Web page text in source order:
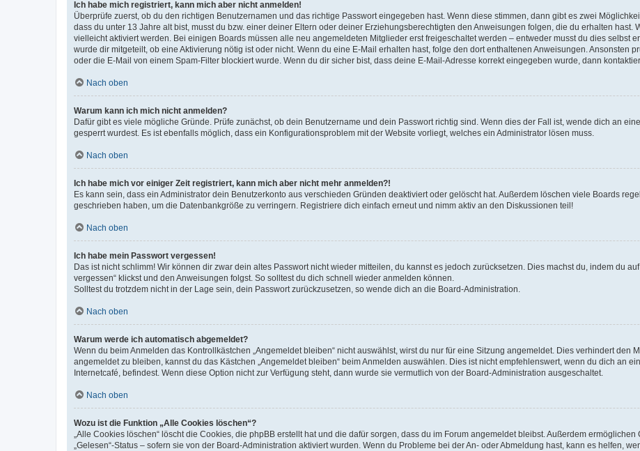
Ich habe mich registriert, kann mich aber nicht anmelden!
Überprüfe zuerst, ob du den richtigen Benutzernamen und das richtige Passwort eingegeben hast. Wenn diese stimmen, dann gibt es zwei
dass du unter 13 Jahre alt bist, musst du bzw. einer deiner Eltern oder deiner Erziehungsberechtigten den Anweisungen folgen, die du erhalten hast.
vielleicht aktiviert werden. Bei einigen Boards müssen alle neu angemeldeten Mitglieder erst freigeschaltet werden – entweder musst du dies selbst
wurde dir mitgeteilt, ob eine Aktivierung nötig ist oder nicht. Wenn du eine E-Mail erhalten hast, folge den dort enthaltenen Anweisungen. Ansonsten
oder die E-Mail von einem Spam-Filter blockiert wurde. Wenn du dir sicher bist, dass deine E-Mail-Adresse korrekt eingegeben wurde, dann
Nach oben
Warum kann ich mich nicht anmelden?
Dafür gibt es viele mögliche Gründe. Prüfe zunächst, ob dein Benutzername und dein Passwort richtig sind. Wenn dies der Fall ist, wende dich an
gesperrt wurdest. Es ist ebenfalls möglich, dass ein Konfigurationsproblem mit der Website vorliegt, welches ein Administrator lösen muss.
Nach oben
Ich habe mich vor einiger Zeit registriert, kann mich aber nicht mehr anmelden?!
Es kann sein, dass ein Administrator dein Benutzerkonto aus verschieden Gründen deaktiviert oder gelöscht hat. Außerdem löschen viele Boards
geschrieben haben, um die Datenbankgröße zu verringern. Registriere dich einfach erneut und nimm aktiv an den Diskussionen teil!
Nach oben
Ich habe mein Passwort vergessen!
Das ist nicht schlimm! Wir können dir zwar dein altes Passwort nicht wieder mitteilen, du kannst es jedoch zurücksetzen. Dies machst du, indem du
vergessen“ klickst und den Anweisungen folgst. So solltest du dich schnell wieder anmelden können.
Solltest du trotzdem nicht in der Lage sein, dein Passwort zurückzusetzen, so wende dich an die Board-Administration.
Nach oben
Warum werde ich automatisch abgemeldet?
Wenn du beim Anmelden das Kontrollkästchen „Angemeldet bleiben“ nicht auswählst, wirst du nur für eine Sitzung angemeldet. Dies verhindert den
angemeldet zu bleiben, kannst du das Kästchen „Angemeldet bleiben“ beim Anmelden auswählen. Dies ist nicht empfehlenswert, wenn du dich an
Internetcafé, befindest. Wenn diese Option nicht zur Verfügung steht, dann wurde sie vermutlich von der Board-Administration ausgeschaltet.
Nach oben
Wozu ist die Funktion „Alle Cookies löschen“?
„Alle Cookies löschen“ löscht die Cookies, die phpBB erstellt hat und die dafür sorgen, dass du im Forum angemeldet bleibst. Außerdem
„Gelesen“-Status – sofern sie von der Board-Administration aktiviert wurden. Wenn du Probleme bei der An- oder Abmeldung hast, kann es helfen,